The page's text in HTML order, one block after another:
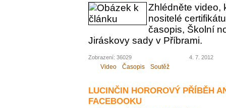
Zhlédněte video,
nositelé
časopis, Školní
Jiráskovy sady v Příbrami.
Zobrazení: 36029 4. 7. 2012
Video Časopis Soutěž
LUCINČIN HOROROVÝ PŘÍBĚH
FACEBOOKU